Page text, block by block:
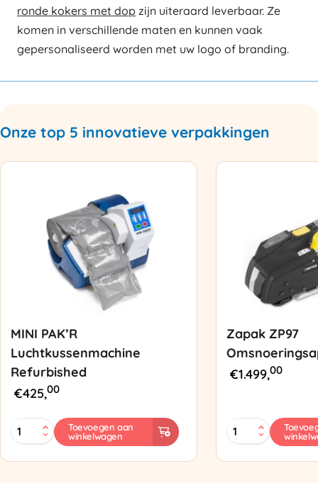
ronde kokers met dop zijn uiteraard leverbaar. Ze
komen in verschillende maten en kunnen vaak
gepersonaliseerd worden met uw logo of branding.
Onze top 5 innovatieve verpakkingen
MINI PAK’R
Luchtkussenmachine
Refurbished
€425,00
MINI
PAK'R
Refurbished
Toevoegen aan
winkelwagen
Zapak ZP97
€1.499,00
Zapak
ZP97
aantal